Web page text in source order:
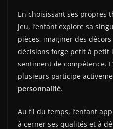
En choisissant ses propres
jeu, l’enfant explore sa
pièces, imaginer des
décisions forge petit à petit
sentiment de compétence.
plusieurs participe
personnalité.
Au fil du temps, l’enfant
à cerner ses qualités et à